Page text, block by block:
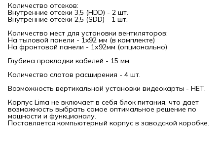
Количество отсеков:
Внутренние отсеки 3,5 (HDD) - 2 шт.
Внутренние отсеки 2,5 (SDD) - 1 шт.
Количество мест для установки вентиляторов:
На тыловой панели - 1x92 мм (в комплекте)
На фронтовой панели - 1х92мм (опционально)
Глубина прокладки кабелей - 15 мм.
Количество слотов расширения - 4 шт.
Возможность вертикальной установки видеокарты - НЕТ.
Корпус Lima не включает в себя блок питания, что дает
возможность выбрать самое оптимальное решение по
мощности и функционалу.
Поставляется компьютерный корпус в заводской коробке.